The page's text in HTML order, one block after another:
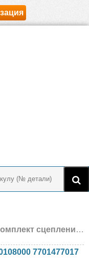
LUK 620108000 7701477017 Renault, Nissan, LADA, новый
7701477017